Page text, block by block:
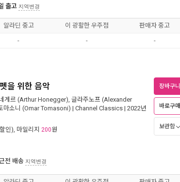
출고 지역변경
알라딘 중고 이 광활한 우주점 판매자 중고
- - -
을 위한 음악
게르 (Arthur Honegger), 글라주노프 (Alexander
마소니 (Omar Tomasoni) | Channel Classics | 2022년
할인), 마일리지 200원
전 배송 지역변경
장바구니
바로구매
보관함